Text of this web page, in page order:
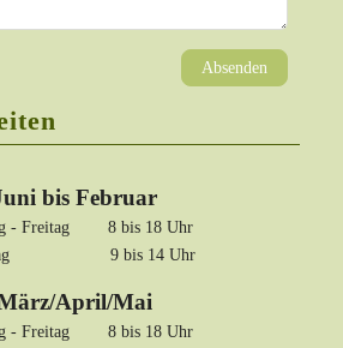
Absenden
bis Februar
- Freitag 8 bis 18 Uhr
9 bis 14 Uhr
April/Mai
- Freitag 8 bis 18 Uhr